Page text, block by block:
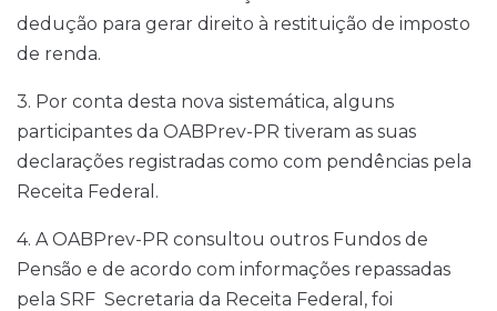
dedução para gerar direito à restituição de imposto
de renda.
3. Por conta desta nova sistemática, alguns
participantes da OABPrev-PR tiveram as suas
declarações registradas como com pendências pela
Receita Federal.
4. A OABPrev-PR consultou outros Fundos de
Pensão e de acordo com informações repassadas
pela SRF  Secretaria da Receita Federal, foi